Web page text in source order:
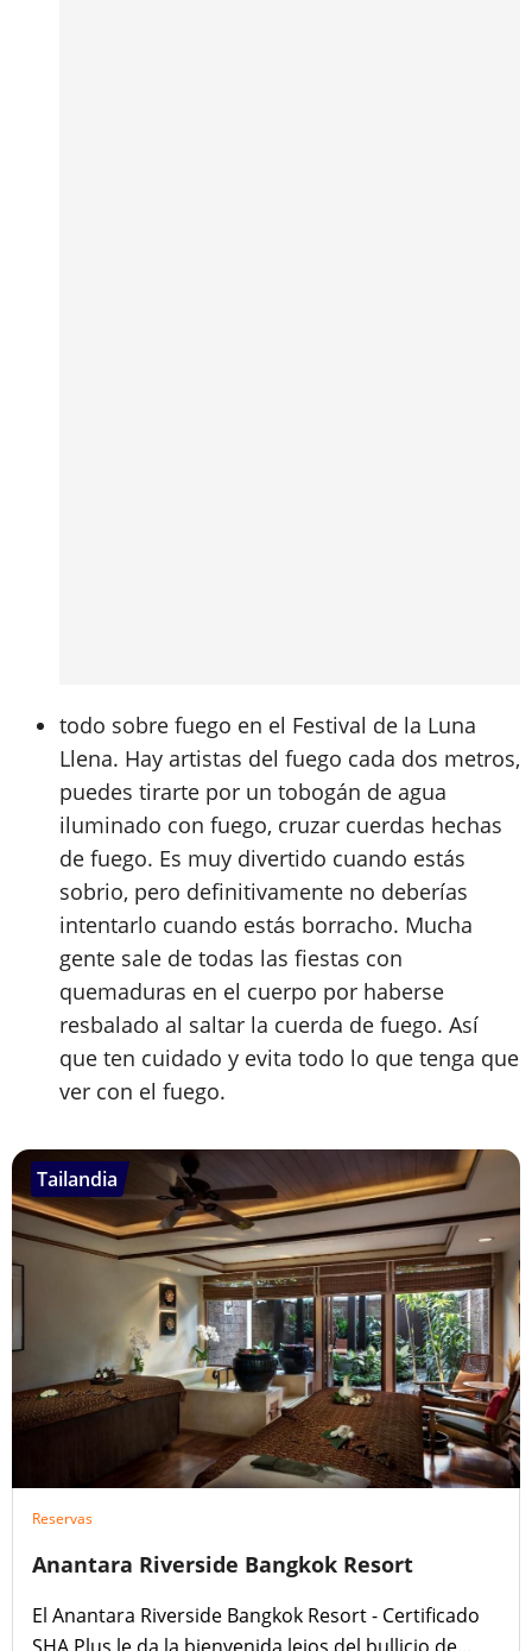
todo sobre fuego en el Festival de la Luna
Llena. Hay artistas del fuego cada dos metros,
puedes tirarte por un tobogán de agua
iluminado con fuego, cruzar cuerdas hechas
de fuego. Es muy divertido cuando estás
sobrio, pero definitivamente no deberías
intentarlo cuando estás borracho. Mucha
gente sale de todas las fiestas con
quemaduras en el cuerpo por haberse
resbalado al saltar la cuerda de fuego. Así
que ten cuidado y evita todo lo que tenga que
ver con el fuego.
Tailandia
Reservas
Anantara Riverside Bangkok Resort
El Anantara Riverside Bangkok Resort - Certificado